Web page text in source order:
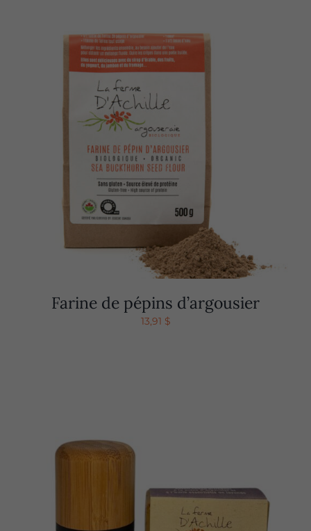
Farine de pépins d’argousier
13,91 $